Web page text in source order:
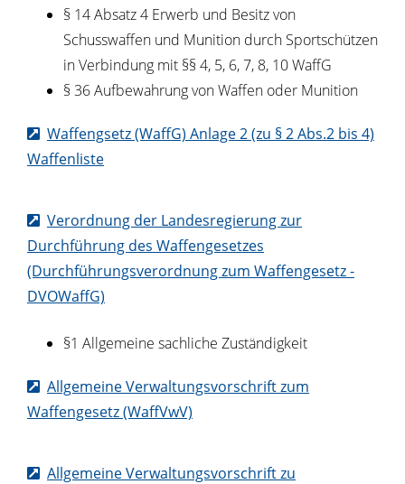
§ 14 Absatz 4 Erwerb und Besitz von
Schusswaffen und Munition durch Sportschützen
in Verbindung mit §§ 4, 5, 6, 7, 8, 10 WaffG
§ 36 Aufbewahrung von Waffen oder Munition
Waffengsetz (WaffG) Anlage 2 (zu § 2 Abs.2 bis 4)
Waffenliste
Verordnung der Landesregierung zur
Durchführung des Waffengesetzes
(Durchführungsverordnung zum Waffengesetz -
DVOWaffG)
§1 Allgemeine sachliche Zuständigkeit
Allgemeine Verwaltungsvorschrift zum
Waffengesetz (WaffVwV)
Allgemeine Verwaltungsvorschrift zu